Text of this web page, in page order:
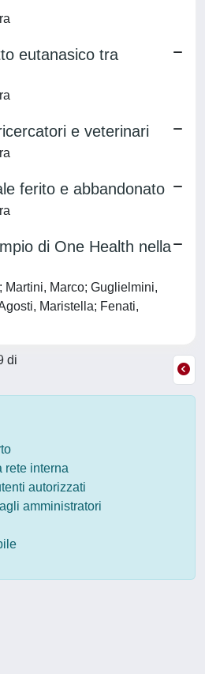
eutanasico tra
e veterinari
ferito e abbandonato
di One Health nella
Martini, Marco; Guglielmini,
Maristella; Fenati,
di
rete interna
autorizzati
amministratori